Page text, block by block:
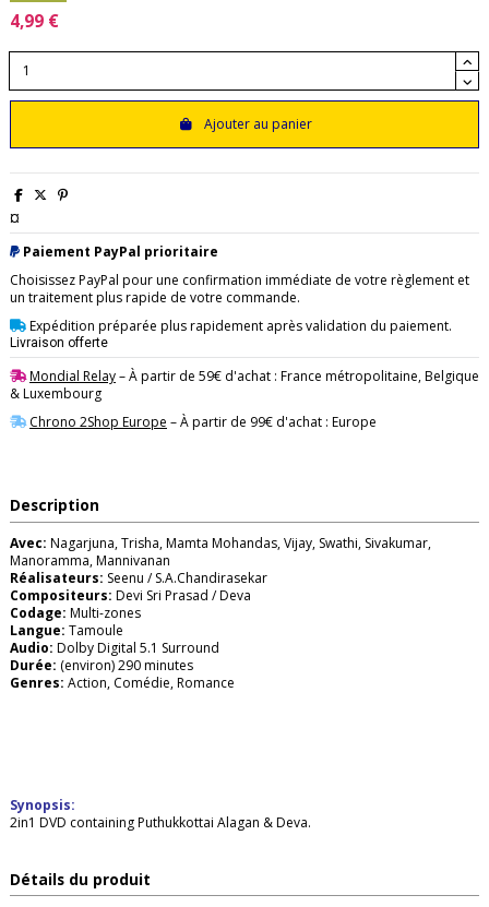
4,99 €
Ajouter au panier
¤
Paiement PayPal prioritaire
Choisissez PayPal pour une confirmation immédiate de votre règlement et
un traitement plus rapide de votre commande.
Expédition préparée plus rapidement après validation du paiement.
Livraison offerte
Mondial Relay– À partir de 59€ d'achat : France métropolitaine, Belgique
& Luxembourg
Chrono 2Shop Europe – À partir de 99€ d'achat : Europe
Description
Avec: Nagarjuna, Trisha, Mamta Mohandas, Vijay, Swathi, Sivakumar,
Manoramma, Mannivanan
Réalisateurs: Seenu / S.A.Chandirasekar
Compositeurs: Devi Sri Prasad / Deva
Codage: Multi-zones
Langue: Tamoule
Audio: Dolby Digital 5.1 Surround
Durée: (environ) 290 minutes
Genres: Action, Comédie, Romance
Synopsis:
2in1 DVD containing Puthukkottai Alagan & Deva.
Détails du produit